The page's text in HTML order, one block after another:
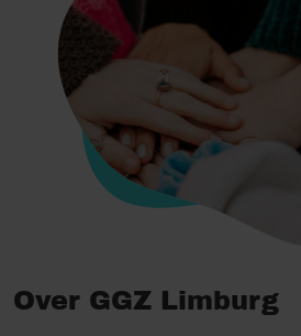
Over GGZ Limburg